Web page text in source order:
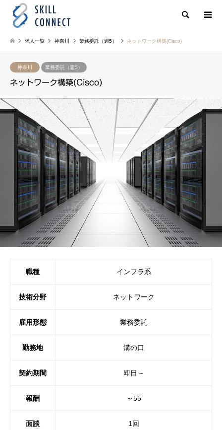
検索
求人一覧 神奈川 業務委託（週5） ネットワーク構築(Cisco)
神奈川 業務委託（週5）
ネットワーク構築(Cisco)
職種 インフラ系
技術分野 ネットワーク
雇用形態 業務委託
勤務地 溝の口
契約期間 即日～
報酬 ～55
面談 1回